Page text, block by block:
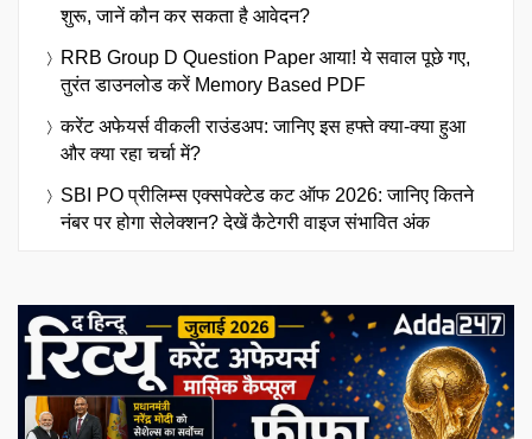
शुरू, जानें कौन कर सकता है आवेदन?
RRB Group D Question Paper आया! ये सवाल पूछे गए,
तुरंत डाउनलोड करें Memory Based PDF
करेंट अफेयर्स वीकली राउंडअप: जानिए इस हफ्ते क्या-क्या हुआ
और क्या रहा चर्चा में?
SBI PO प्रीलिम्स एक्सपेक्टेड कट ऑफ 2026: जानिए कितने
नंबर पर होगा सेलेक्शन? देखें कैटेगरी वाइज संभावित अंक